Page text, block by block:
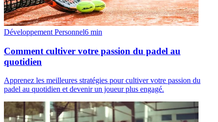
Développement Personnel6 min
Comment cultiver votre passion du padel au
quotidien
Apprenez les meilleures stratégies pour cultiver votre passion du
padel au quotidien et devenir un joueur plus engagé.